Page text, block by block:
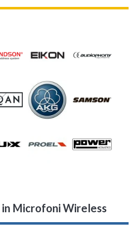
in Microfoni Wireless